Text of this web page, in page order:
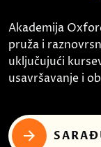
Akademija
pruža i
uključujući
usavršavanje i